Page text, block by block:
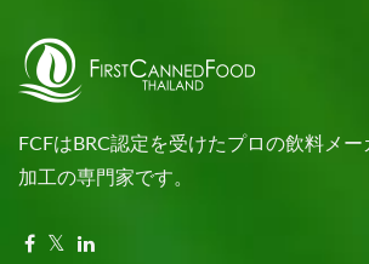
FCFはBRC認定を受けたプロの飲料メ
加工の専門家です。